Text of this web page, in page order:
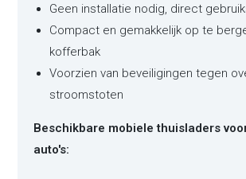
Geen installatie nodig, direct
Compact en gemakkelijk op te
kofferbak
Voorzien van beveiligingen tegen
stroomstoten
Beschikbare mobiele thuisladers
auto's: